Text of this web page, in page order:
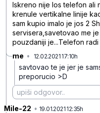
Iskreno nije los telefon ali
krenule vertikalne linije
sam kupio imalo je jos 2
servisera,savetovao me
pouzdaniji je...Telefon
me • 12.02.2021 17:10h
savtovao te je jer je
preporucio >D
Mile-22 • 19.01.2021 12:35h